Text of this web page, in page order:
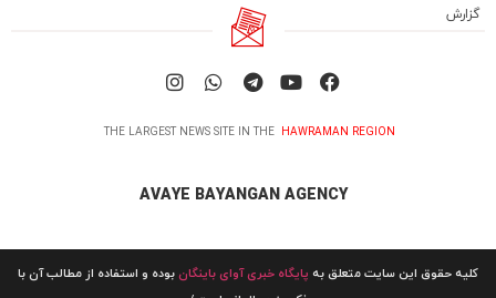
گزارش
THE LARGEST NEWS SITE IN THE HAWRAMAN REGION
AVAYE BAYANGAN AGENCY
کلیه حقوق این سایت متعلق به پایگاه خبری آوای باینگانبوده و استفاده از مطالب آن با